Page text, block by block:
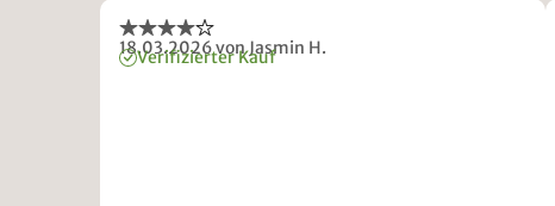
18.03.2026von Jasmin H.
Verifizierter Kauf